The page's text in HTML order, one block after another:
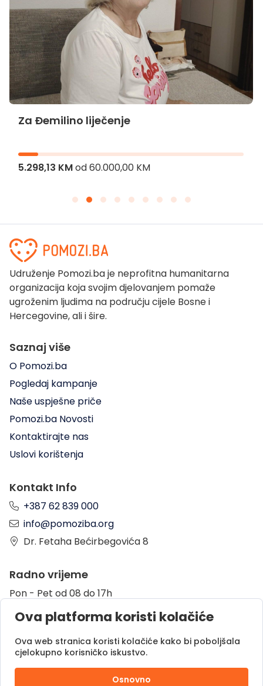
Za Đemilino liječenje
5.298,13 KMod60.000,00 KM
Udruženje Pomozi.ba je neprofitna humanitarna
organizacija koja svojim djelovanjem pomaže
ugroženim ljudima na području cijele Bosne i
Hercegovine, ali i šire.
Saznaj više
O Pomozi.ba
Pogledaj kampanje
Naše uspješne priče
Pomozi.ba Novosti
Kontaktirajte nas
Uslovi korištenja
Kontakt Info
+387 62 839 000
info@pomoziba.org
Dr. Fetaha Bećirbegovića 8
Radno vrijeme
Pon - Pet od 08 do 17h
Sub od 10 do 17h
Nedjelja - neradni dan
Donacije putem
Ova platforma koristi kolačiće
Ova web stranica koristi kolačiće kako bi poboljšala
cjelokupno korisničko iskustvo.
Osnovno